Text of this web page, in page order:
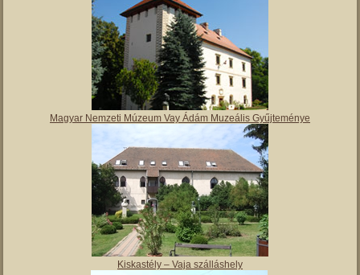
Magyar Nemzeti Múzeum Vay Ádám Muzeális Gyűjteménye
Kiskastély – Vaja szálláshely